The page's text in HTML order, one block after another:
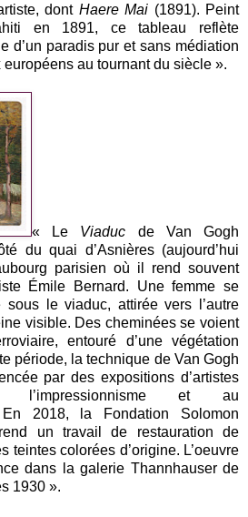
dont Haere Mai (1891). Peint
en 1891, ce tableau reflète
d’un paradis pur et sans médiation
au tournant du siècle ».
« Le Viaduc de Van Gogh
du quai d’Asnières (aujourd’hui
parisien où il rend souvent
Émile Bernard. Une femme se
sous le viaduc, attirée vers l’autre
visible. Des cheminées se voient
entouré d’une végétation
période, la technique de Van Gogh
par des expositions d’artistes
et au
En 2018, la Fondation Solomon
un travail de restauration de
teintes colorées d’origine. L’oeuvre
dans la galerie Thannhauser de
1930 ».